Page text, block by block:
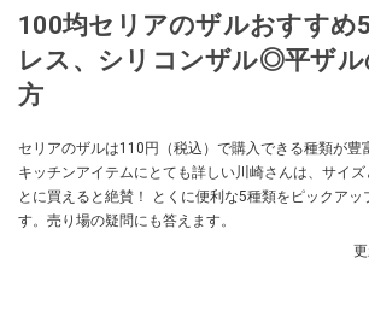
100均セリアのザルおすすめ
レス、シリコンザル◎平ザル
方
セリアのザルは110円（税込）で購入できる種類が豊
キッチンアイテムにとても詳しい川崎さんは、サイ
とに買えると絶賛！ とくに便利な5種類をピックアッ
す。売り場の疑問にも答えます。
更